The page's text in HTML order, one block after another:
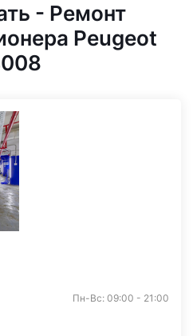
- Ремонт
Peugeot
Пн-Вс: 09:00 - 21:00